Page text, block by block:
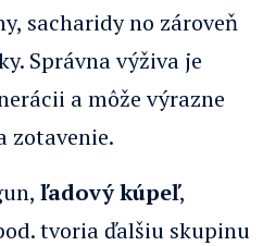
sacharidy no zároveň
Správna výživa je
a môže výrazne
zotavenie.
ľadový kúpeľ,
tvoria ďalšiu skupinu